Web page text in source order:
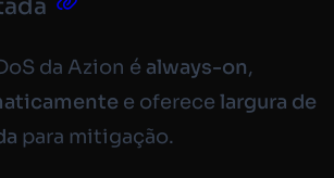
da Azion é always-on,
e oferece largura de
para mitigação.